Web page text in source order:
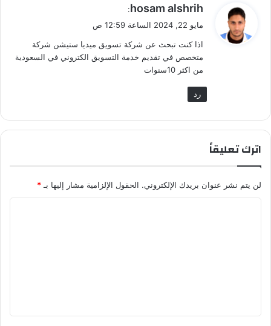
ي
ل
hosam alshrih
:
مايو 22, 2024 الساعة 12:59 ص
اذا كنت تبحث عن شركة تسويق ميديا ستيشن شركة
متخصص في تقديم خدمة التسويق الكتروني في السعودية
من اكثر 10سنوات
رد
اترك تعليقاً
لن يتم نشر عنوان بريدك الإلكتروني. الحقول الإلزامية مشار إليها بـ*
ق